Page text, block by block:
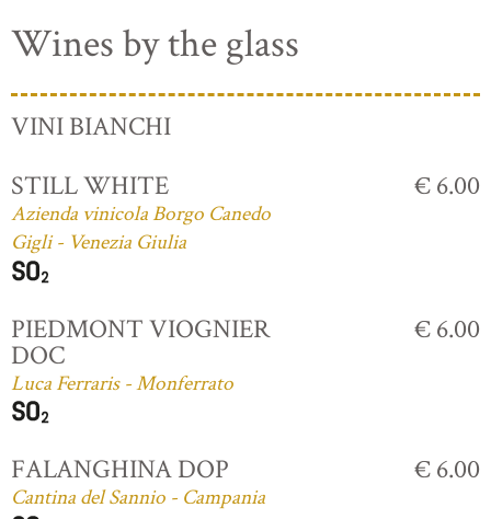
Wines by the glass
VINI BIANCHI
STILL WHITE
Azienda vinicola Borgo Canedo
Gigli - Venezia Giulia
€ 6.00
PIEDMONT VIOGNIER
DOC
Luca Ferraris - Monferrato
€ 6.00
FALANGHINA DOP
Cantina del Sannio - Campania
€ 6.00